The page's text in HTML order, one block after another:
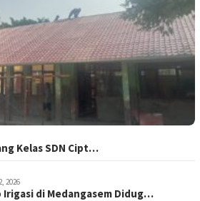
Kelas SDN Cipt…
2026
Irigasi di Medangasem Didug…